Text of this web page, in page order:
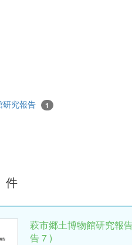
研究報告 1
件
萩市郷土博物館研究報
告 7 )